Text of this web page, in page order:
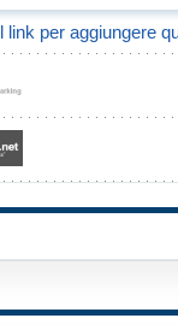
link per aggiungere